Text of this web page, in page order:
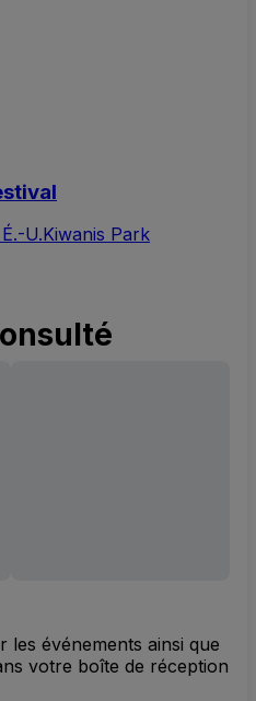
U.Kiwanis Park
les événements ainsi que
votre boîte de réception